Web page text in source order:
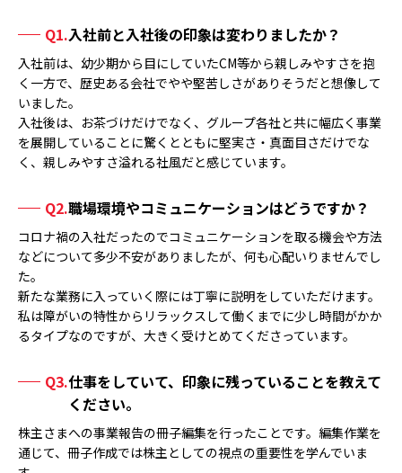
Q1.入社前と入社後の印象は変わりましたか？
入社前は、幼少期から目にしていたCM等から親しみやすさを抱
く一方で、歴史ある会社でやや堅苦しさがありそうだと想像して
いました。
入社後は、お茶づけだけでなく、グループ各社と共に幅広く事業
を展開していることに驚くとともに堅実さ・真面目さだけでな
く、親しみやすさ溢れる社風だと感じています。
Q2.職場環境やコミュニケーションはどうですか？
コロナ禍の入社だったのでコミュニケーションを取る機会や方法
などについて多少不安がありましたが、何も心配いりませんでし
た。
新たな業務に入っていく際には丁寧に説明をしていただけます。
私は障がいの特性からリラックスして働くまでに少し時間がかか
るタイプなのですが、大きく受けとめてくださっています。
Q3.仕事をしていて、印象に残っていることを教えて
ください。
株主さまへの事業報告の冊子編集を行ったことです。編集作業を
通じて、冊子作成では株主としての視点の重要性を学んでいま